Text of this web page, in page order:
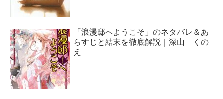
「浪漫邸へようこそ」のネタバレ＆あ
らすじと結末を徹底解説｜深山 くの
え